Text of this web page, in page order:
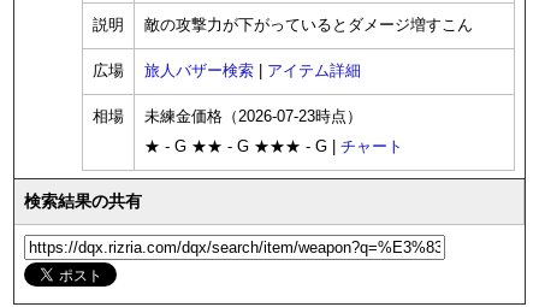
説明 敵の攻撃力が下がっているとダメージ増すこん
広場 旅人バザー検索 アイテム詳細
相場
未練金価格（2026-07-23時点）
★ - G ★★ - G ★★★ - G | チャート
検索結果の共有